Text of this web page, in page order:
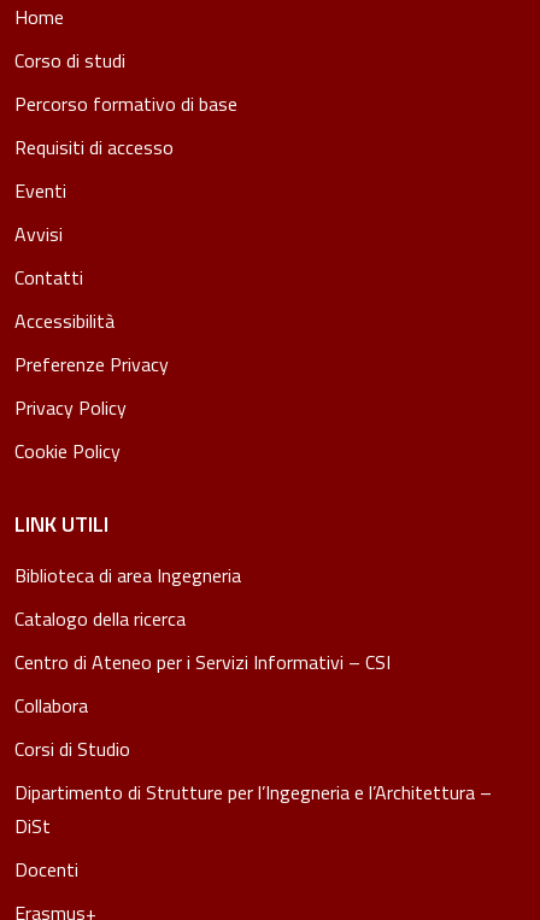
Home
Corso di studi
Percorso formativo di base
Requisiti di accesso
Eventi
Avvisi
Contatti
Accessibilità
Preferenze Privacy
Privacy Policy
Cookie Policy
LINK UTILI
Biblioteca di area Ingegneria
Catalogo della ricerca
Centro di Ateneo per i Servizi Informativi – CSI
Collabora
Corsi di Studio
Dipartimento di Strutture per l’Ingegneria e l’Architettura –
DiSt
Docenti
Erasmus+